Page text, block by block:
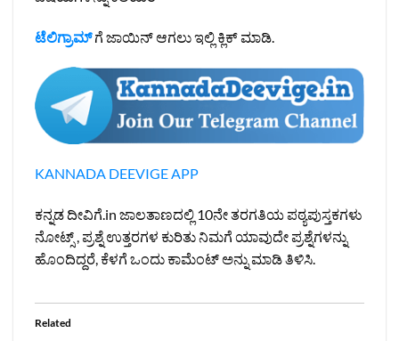
ಟೆಲಿಗ್ರಾಮ್ಗೆ ಜಾಯಿನ್ ಆಗಲು ಇಲ್ಲಿ ಕ್ಲಿಕ್ ಮಾಡಿ.
KANNADA DEEVIGE APP
ಕನ್ನಡ ದೀವಿಗೆ.in ಜಾಲತಾಣದಲ್ಲಿ 10ನೇ ತರಗತಿಯ ಪಠ್ಯಪುಸ್ತಕಗಳು
ನೋಟ್ಸ್ , ಪ್ರಶ್ನೆ ಉತ್ತರಗಳ ಕುರಿತು ನಿಮಗೆ ಯಾವುದೇ ಪ್ರಶ್ನೆಗಳನ್ನು
ಹೊಂದಿದ್ದರೆ, ಕೆಳಗೆ ಒಂದು ಕಾಮೆಂಟ್ ಅನ್ನು ಮಾಡಿ ತಿಳಿಸಿ.
Related